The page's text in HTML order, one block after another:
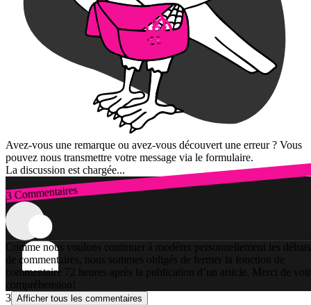
Avez-vous une remarque ou avez-vous découvert une erreur ? Vous
pouvez nous transmettre votre message via le formulaire.
La discussion est chargée...
3 Commentaires
Connexion
Comme nous voulons continuer à modérer personnellement les débats
de commentaires, nous sommes obligés de fermer la fonction de
commentaire 72 heures après la publication d’un article. Merci de
compréhension!
3 Afficher tous les commentaires